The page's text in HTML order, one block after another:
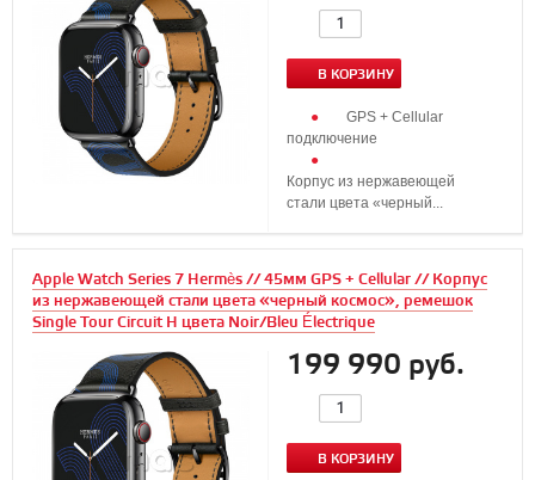
В КОРЗИНУ
GPS + Cellular
подключение
Корпус из нержавеющей
стали цвета «черный...
Apple Watch Series 7 Hermès // 45мм GPS + Cellular // Корпус
из нержавеющей стали цвета «черный космос», ремешок
Single Tour Circuit H цвета Noir/Bleu Électrique
199 990 руб.
В КОРЗИНУ